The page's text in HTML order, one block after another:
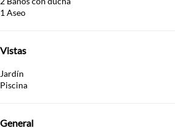
1 Aseo
Vistas
Jardín
Piscina
General